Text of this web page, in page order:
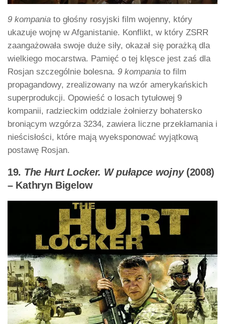
9 kompania to głośny rosyjski film wojenny, który
ukazuje wojnę w Afganistanie. Konflikt, w który ZSRR
zaangażowała swoje duże siły, okazał się porażką dla
wielkiego mocarstwa. Pamięć o tej klęsce jest zaś dla
Rosjan szczególnie bolesna. 9 kompania to film
propagandowy, zrealizowany na wzór amerykańskich
superprodukcji. Opowieść o losach tytułowej 9
kompanii, radzieckim oddziale żołnierzy bohatersko
broniącym wzgórza 3234, zawiera liczne przekłamania i
nieścisłości, które mają wyeksponować wyjątkową
postawę Rosjan.
19. The Hurt Locker. W pułapce wojny(2008)
– Kathryn Bigelow